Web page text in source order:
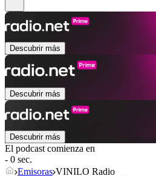
Descubrir más
Descubrir más
Descubrir más
El podcast comienza en
- 0 sec.
Emisoras VINILO Radio